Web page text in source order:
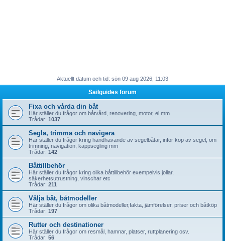
Aktuellt datum och tid: sön 09 aug 2026, 11:03
Sailguides forum
Fixa och vårda din båt
Här ställer du frågor om båtvård, renovering, motor, el mm
Trådar: 1037
Segla, trimma och navigera
Här ställer du frågor kring handhavande av segelbåtar, inför köp av segel, om
trimning, navigation, kappsegling mm
Trådar: 142
Båttillbehör
Här ställer du frågor kring olika båttillbehör exempelvis jollar,
säkerhetsutrustning, vinschar etc
Trådar: 211
Välja båt, båtmodeller
Här ställer du frågor om olika båtmodeller,fakta, jämförelser, priser och båtköp
Trådar: 197
Rutter och destinationer
Här ställer du frågor om resmål, hamnar, platser, ruttplanering osv.
Trådar: 56